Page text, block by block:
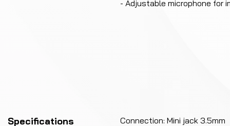
- Adjustable microphone for
Specifications
Connection: Mini jack 3.5mm